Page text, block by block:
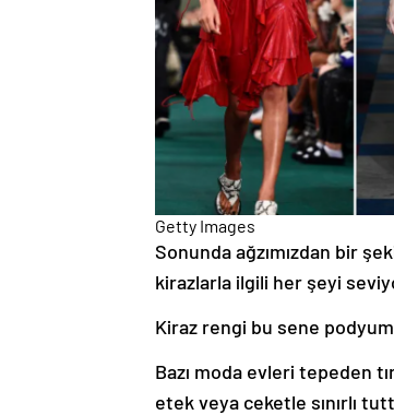
Getty Images
Sonunda ağzımızdan bir
kirazlarla ilgili her şeyi
Kiraz rengi bu sene
Bazı moda evleri tepeden
etek veya ceketle sınırlı